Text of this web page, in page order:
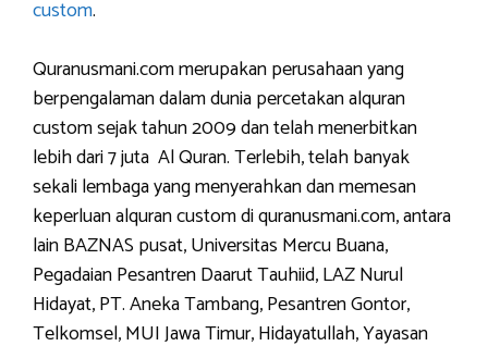
custom.
Quranusmani.com merupakan perusahaan yang
berpengalaman dalam dunia percetakan alquran
custom sejak tahun 2009 dan telah menerbitkan
lebih dari 7 juta Al Quran. Terlebih, telah banyak
sekali lembaga yang menyerahkan dan memesan
keperluan alquran custom di quranusmani.com, antara
lain BAZNAS pusat, Universitas Mercu Buana,
Pegadaian Pesantren Daarut Tauhiid, LAZ Nurul
Hidayat, PT. Aneka Tambang, Pesantren Gontor,
Telkomsel, MUI Jawa Timur, Hidayatullah, Yayasan